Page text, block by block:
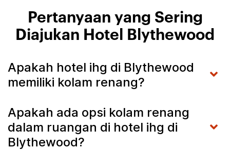
Pertanyaan yang Sering
Diajukan Hotel Blythewood
Apakah hotel ihg di Blythewood
memiliki kolam renang?
Apakah ada opsi kolam renang
dalam ruangan di hotel ihg di
Blythewood?